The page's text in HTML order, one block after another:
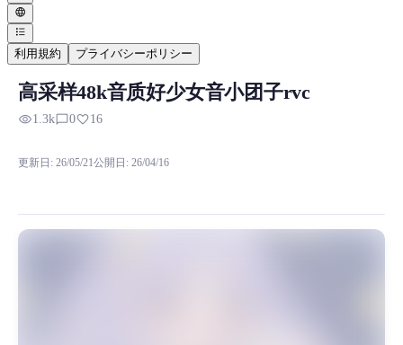
language
format_list_bulleted
利用規約 プライバシーポリシー
rvc RVCボイスモデル
RT，目前比较好的一款少女音模型。 音色相对于比较稳定
rvc, 下载, 优质模型, 小团子, 少女音, 语音听
高采样48k音质好少女音小团子rvc
visibility1.3kchat_bubble_outline0favorite16
更新日 : 26/05/21公開日 : 26/04/16